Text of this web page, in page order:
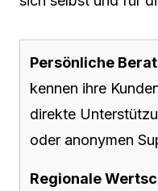
Persönliche
kennen ihre
direkte
oder anonymen
Regionale